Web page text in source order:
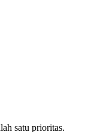
satu prioritas.